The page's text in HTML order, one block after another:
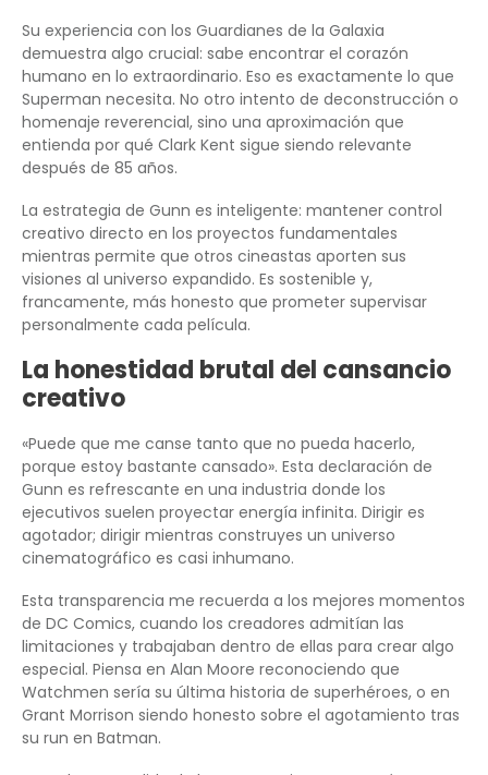
Su experiencia con los Guardianes de la Galaxia
demuestra algo crucial: sabe encontrar el corazón
humano en lo extraordinario. Eso es exactamente lo que
Superman necesita. No otro intento de deconstrucción o
homenaje reverencial, sino una aproximación que
entienda por qué Clark Kent sigue siendo relevante
después de 85 años.
La estrategia de Gunn es inteligente: mantener control
creativo directo en los proyectos fundamentales
mientras permite que otros cineastas aporten sus
visiones al universo expandido. Es sostenible y,
francamente, más honesto que prometer supervisar
personalmente cada película.
La honestidad brutal del cansancio
creativo
«Puede que me canse tanto que no pueda hacerlo,
porque estoy bastante cansado». Esta declaración de
Gunn es refrescante en una industria donde los
ejecutivos suelen proyectar energía infinita. Dirigir es
agotador; dirigir mientras construyes un universo
cinematográfico es casi inhumano.
Esta transparencia me recuerda a los mejores momentos
de DC Comics, cuando los creadores admitían las
limitaciones y trabajaban dentro de ellas para crear algo
especial. Piensa en Alan Moore reconociendo que
Watchmen sería su última historia de superhéroes, o en
Grant Morrison siendo honesto sobre el agotamiento tras
su run en Batman.